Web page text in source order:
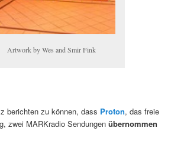
Artwork by Wes and Smir Fink
berichten zu können, dass Proton, das freie
zwei MARKradio Sendungenübernommen